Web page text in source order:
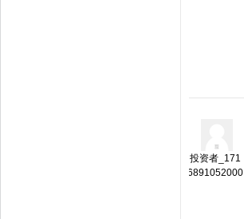
投资者_171
6891052000